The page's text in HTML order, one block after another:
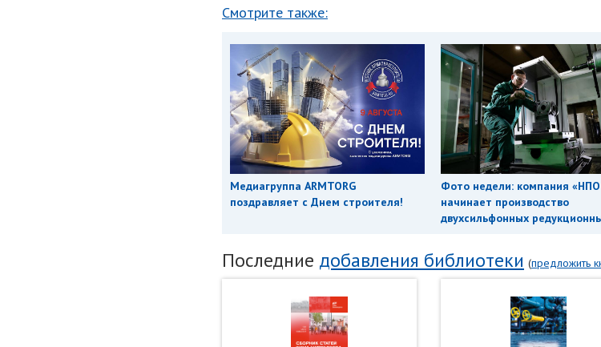
Смотрите также:
Медиагруппа ARMTORG
поздравляет с Днем строителя!
Фото недели: компания
начинает производство
двухсильфонных
Последние добавления библиотеки (предложить